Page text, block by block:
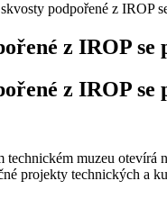
podpořené z IROP
z IROP
z IROP
technickém muzeu
projekty technických a